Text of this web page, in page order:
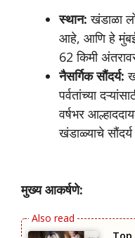
स्थान: खंडाळा
आहे, आणि हे
62 किमी
नैसर्गिक सौंदर्य:
पर्वतांच्या
वर्षभर
खंडाळ्याचे
मुख्य आकर्षणे:
Top